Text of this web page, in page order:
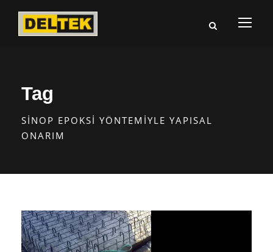
Tag
SINOP EPOKSI YÖNTEMIYLE YAPISAL
ONARIM